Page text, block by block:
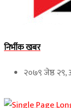
निर्भीक खबर
२०७९ जेष्ठ